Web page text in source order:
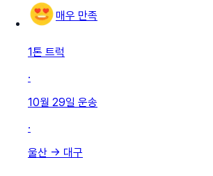
매우 만족
1톤 트럭
·
10월 29일 운송
·
울산 → 대구